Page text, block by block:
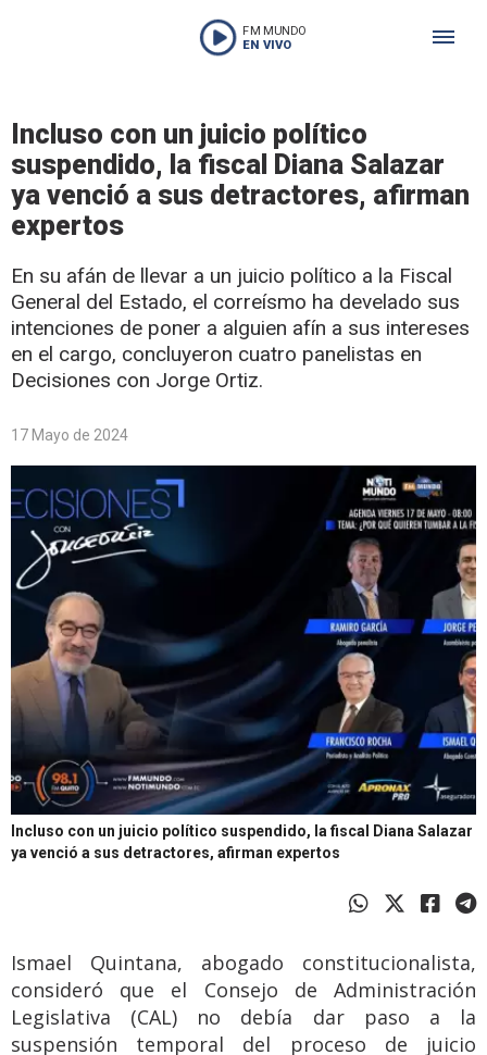
FM MUNDO
EN VIVO
Incluso con un juicio político
suspendido, la fiscal Diana Salazar
ya venció a sus detractores, afirman
expertos
En su afán de llevar a un juicio político a la Fiscal
General del Estado, el correísmo ha develado sus
intenciones de poner a alguien afín a sus intereses
en el cargo, concluyeron cuatro panelistas en
Decisiones con Jorge Ortiz.
17 Mayo de 2024
Incluso con un juicio político suspendido, la fiscal Diana Salazar
ya venció a sus detractores, afirman expertos
Ismael Quintana, abogado constitucionalista,
consideró que el Consejo de Administración
Legislativa (CAL) no debía dar paso a la
suspensión temporal del proceso de juicio